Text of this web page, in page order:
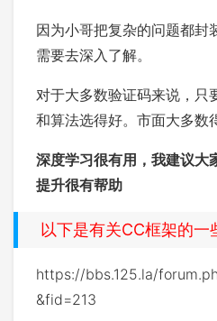
因为小哥把复杂的问题都封
需要去深入了解。
对于大多数验证码来说，只
和算法选得好。市面大多数
深度学习很有用，我建议大
提升很有帮助
以下是有关CC框架的一
https://bbs.125.la/
&fid=213